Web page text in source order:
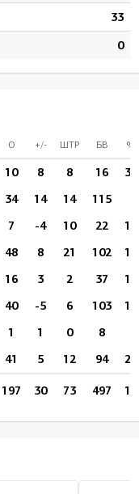
33
0
О +/- ШТР БВ
10 8 8 16
34 14 14 115
7 -4 10 22
48 8 21 102
16 3 2 37
40 -5 6 103
1 1 0 8
41 5 12 94
197 30 73 497